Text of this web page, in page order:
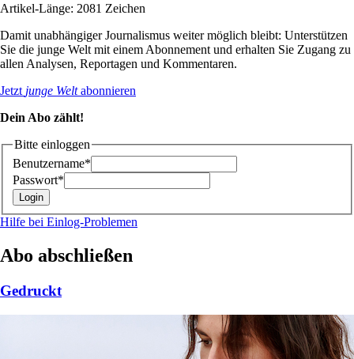
Artikel-Länge: 2081 Zeichen
Damit unabhängiger Journalismus weiter möglich bleibt: Unterstützen
Sie die junge Welt mit einem Abonnement und erhalten Sie Zugang zu
allen Analysen, Reportagen und Kommentaren.
Jetzt junge Weltabonnieren
Dein Abo zählt!
Bitte einloggen
Benutzername*
Passwort*
Hilfe bei Einlog-Problemen
Abo abschließen
Gedruckt